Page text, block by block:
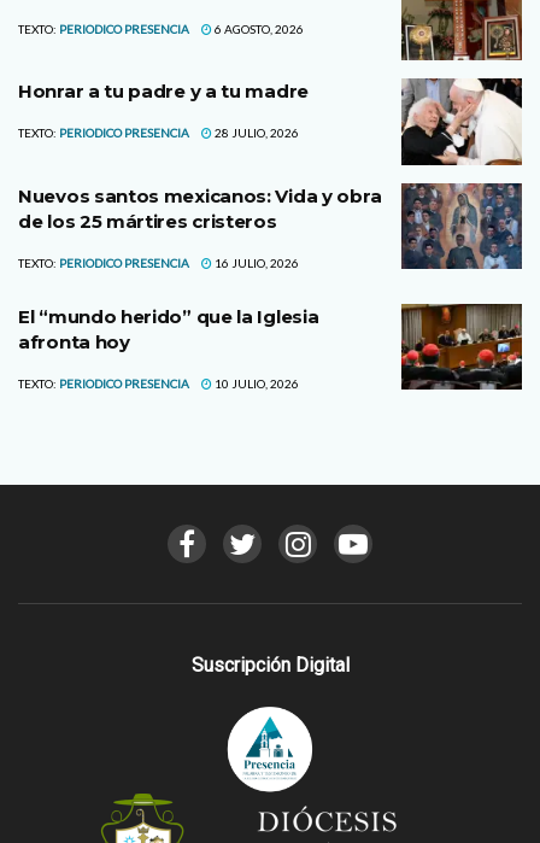
TEXTO: PERIODICO PRESENCIA 6 AGOSTO, 2026
Honrar a tu padre y a tu madre
TEXTO: PERIODICO PRESENCIA 28 JULIO, 2026
Nuevos santos mexicanos: Vida y obra
de los 25 mártires cristeros
TEXTO: PERIODICO PRESENCIA 16 JULIO, 2026
El “mundo herido” que la Iglesia
afronta hoy
TEXTO: PERIODICO PRESENCIA 10 JULIO, 2026
Suscripción Digital